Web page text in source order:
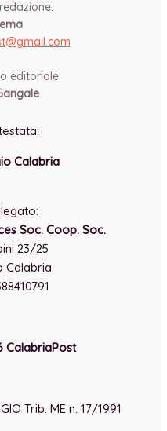
gmail.com
editoriale:
Calabria
Soc. Coop. Soc.
23/25
Calabria
CalabriaPost
Trib. ME n. 17/1991